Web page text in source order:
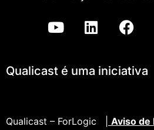
Qualicast é uma iniciativa
Qualicast – ForLogic | Aviso de